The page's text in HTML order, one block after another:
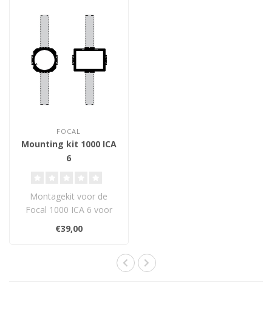
FOCAL
Mounting kit 1000 ICA
6
Montagekit voor de
Focal 1000 ICA 6 voor
een veilige, stabiele en
perfect uitgel..
€39,00